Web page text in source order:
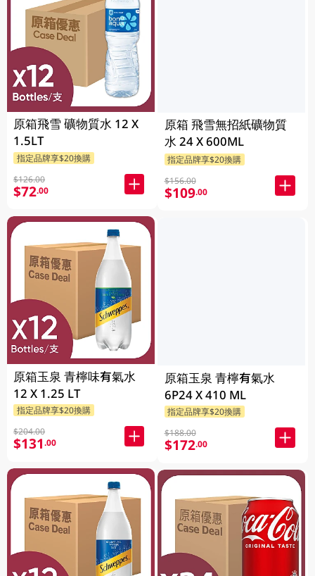
原箱飛雪 礦物質水 12 X
1.5LT
指定品牌享$20換購
$126.00
$72.00
原箱玉泉 青檸味有氣水
12 X 1.25 LT
指定品牌享$20換購
$204.00
$131.00
原箱 飛雪無招紙礦物質
水 24 X 600ML
指定品牌享$20換購
$156.00
$109.00
原箱玉泉 青檸有氣水
6P24 X 410 ML
指定品牌享$20換購
$188.00
$172.00